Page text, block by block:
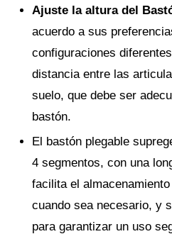
Ajuste la altura del
acuerdo a sus
configuraciones
distancia entre las
suelo, que debe ser
bastón.
El bastón plegable
4 segmentos, con una
facilita el
cuando sea necesario, y
para garantizar un uso